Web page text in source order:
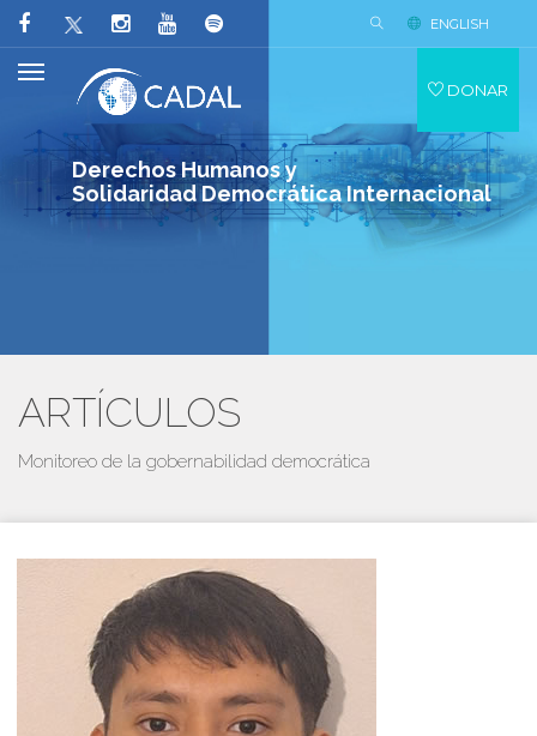
Derechos Humanos y
Solidaridad Democrática Internacional
ENGLISH
DONAR
ARTÍCULOS
Monitoreo de la gobernabilidad democrática